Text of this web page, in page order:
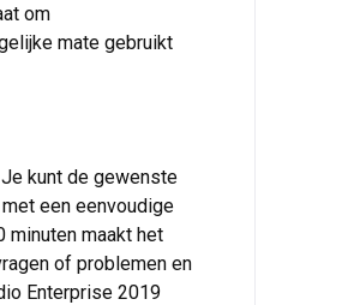
om
mate gebruikt
kunt de gewenste
een eenvoudige
minuten maakt het
of problemen en
Enterprise 2019